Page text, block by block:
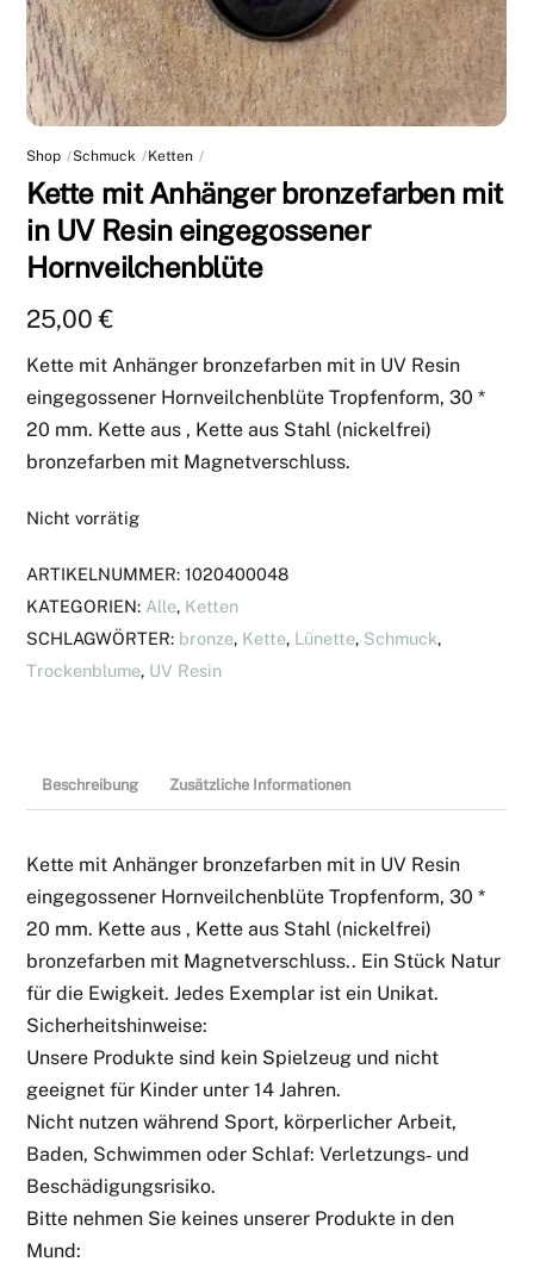
Shop Schmuck Ketten
Kette mit Anhänger bronzefarben mit
in UV Resin eingegossener
Hornveilchenblüte
25,00€
Kette mit Anhänger bronzefarben mit in UV Resin
eingegossener Hornveilchenblüte Tropfenform, 30 *
20 mm. Kette aus , Kette aus Stahl (nickelfrei)
bronzefarben mit Magnetverschluss.
Nicht vorrätig
ARTIKELNUMMER:1020400048
KATEGORIEN: Alle, Ketten
SCHLAGWÖRTER: bronze, Kette, Lünette, Schmuck,
Trockenblume, UV Resin
Beschreibung Zusätzliche Informationen
Kette mit Anhänger bronzefarben mit in UV Resin
eingegossener Hornveilchenblüte Tropfenform, 30 *
20 mm. Kette aus , Kette aus Stahl (nickelfrei)
bronzefarben mit Magnetverschluss.. Ein Stück Natur
für die Ewigkeit. Jedes Exemplar ist ein Unikat.
Sicherheitshinweise:
Unsere Produkte sind kein Spielzeug und nicht
geeignet für Kinder unter 14 Jahren.
Nicht nutzen während Sport, körperlicher Arbeit,
Baden, Schwimmen oder Schlaf: Verletzungs‑ und
Beschädigungsrisiko.
Bitte nehmen Sie keines unserer Produkte in den
Mund: